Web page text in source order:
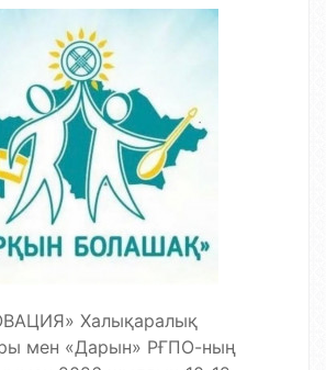
Халықаралық
мен «Дарын» РҒПО-ның